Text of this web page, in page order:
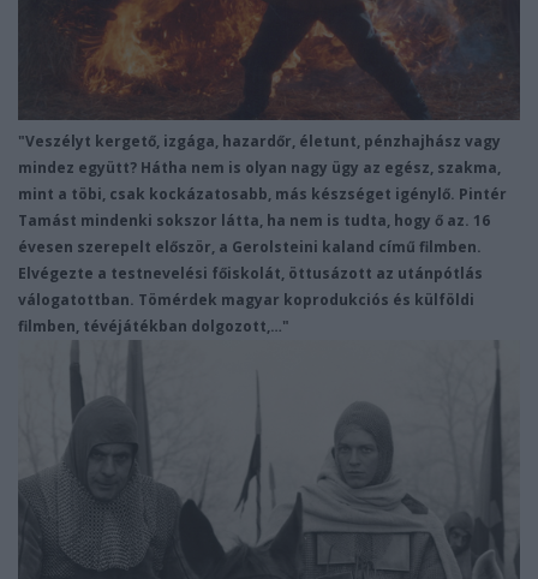
"Veszélyt kergető, izgága, hazardőr, életunt, pénzhajhász vagy
mindez együtt? Hátha nem is olyan nagy ügy az egész, szakma,
mint a töbi, csak kockázatosabb, más készséget igénylő. Pintér
Tamást mindenki sokszor látta, ha nem is tudta, hogy ő az. 16
évesen szerepelt először, a Gerolsteini kaland című filmben.
Elvégezte a testnevelési főiskolát, öttusázott az utánpótlás
válogatottban. Tömérdek magyar koprodukciós és külföldi
filmben, tévéjátékban dolgozott,…"